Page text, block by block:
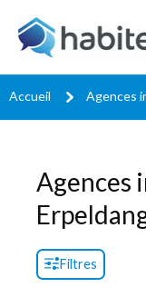
Accueil Agences
Agences
Filtres